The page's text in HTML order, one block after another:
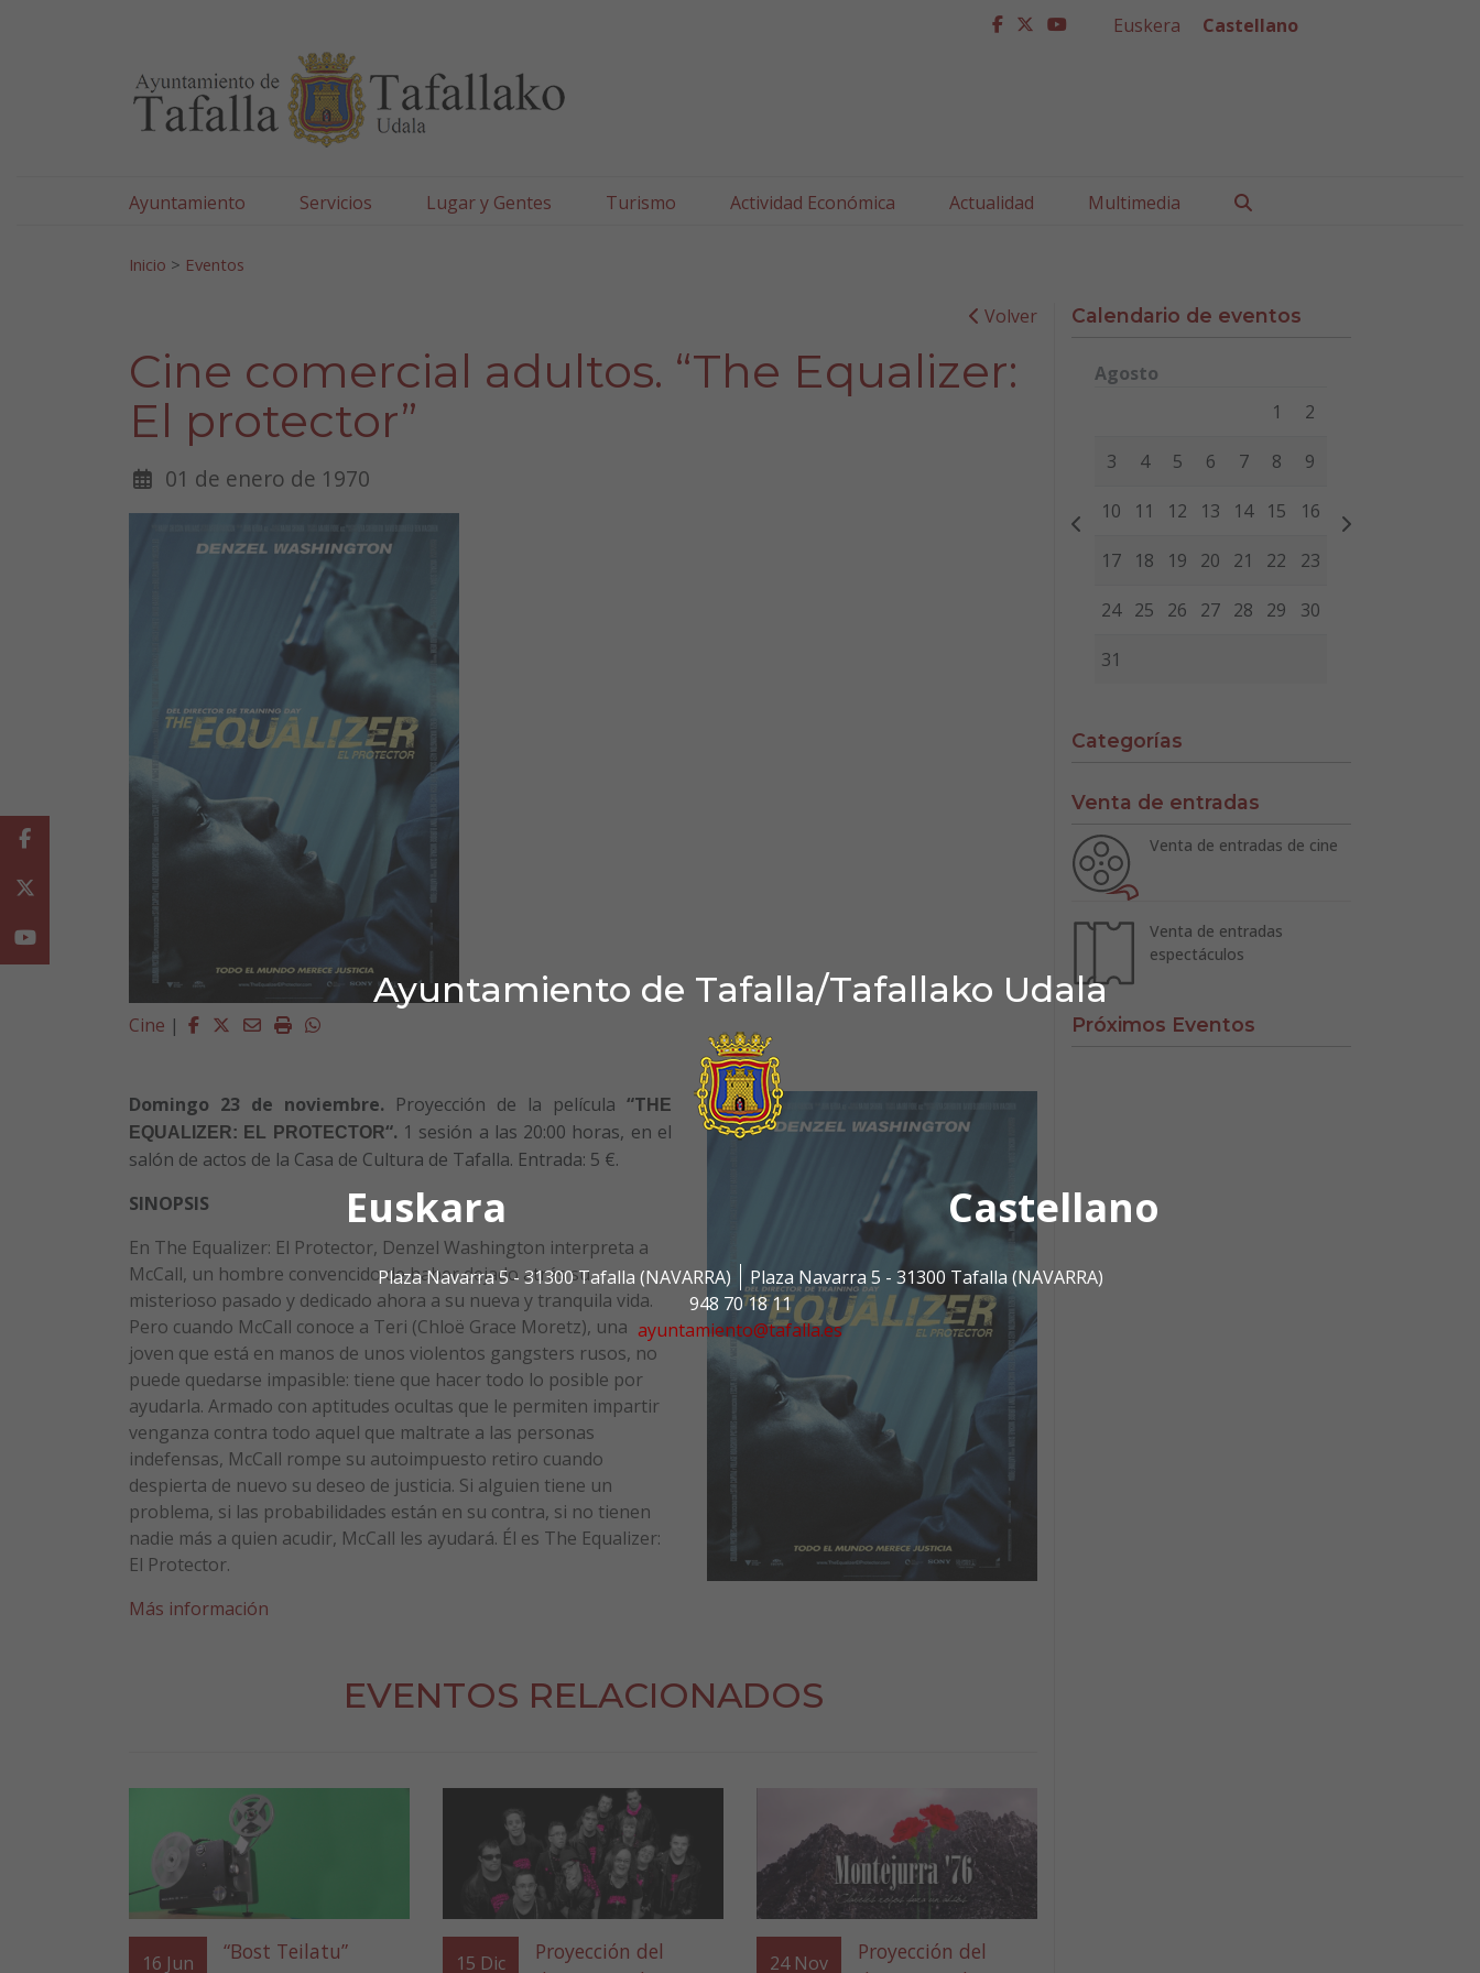
Ayuntamiento de Tafalla/Tafallako Udala
Euskara Castellano
Plaza Navarra 5 - 31300 Tafalla (NAVARRA)
Plaza Navarra 5 - 31300 Tafalla (NAVARRA)
948 70 18 11
ayuntamiento@tafalla.es
facebook
twitter
youtube
Euskera Castellano
Ayuntamiento Servicios Lugar y Gentes Turismo Actividad Económica Actualidad Multimedia
Inicio > Eventos
Volver
Cine comercial adultos. “The Equalizer:
El protector”
01 de enero de 1970
Cine | Facebook
Twitter
EmailImprimirWhatsapp
Domingo 23 de noviembre. Proyección de la película “T HE
EQUALIZER: EL PROTECTOR“. 1 sesión a las 20:00 horas, en el
salón de actos de la Casa de Cultura de Tafalla. Entrada: 5 €.
SINOPSIS
En The Equalizer: El Protector, Denzel Washington interpreta a
McCall, un hombre convencido de haber dejado atrás su
misterioso pasado y dedicado ahora a su nueva y tranquila vida.
Pero cuando McCall conoce a Teri (Chloë Grace Moretz), una
joven que está en manos de unos violentos gangsters rusos, no
puede quedarse impasible: tiene que hacer todo lo posible por
ayudarla. Armado con aptitudes ocultas que le permiten impartir
venganza contra todo aquel que maltrate a las personas
indefensas, McCall rompe su autoimpuesto retiro cuando
despierta de nuevo su deseo de justicia. Si alguien tiene un
problema, si las probabilidades están en su contra, si no tienen
nadie más a quien acudir, McCall les ayudará. Él es The Equalizer:
El Protector.
Más información
EVENTOS RELACIONADOS
16 Jun “Bost Teilatu” 15 Dic
Proyección del
24 Nov
Proyección del
Calendario de eventos
Agosto
Miércoles Jueves
1 2
3 4 5 6 7 8 9
10 11 12 13 14 15 16
17 18 19 20 21 22 23
24 25 26 27 28 29 30
31
Categorías
Venta de entradas
Venta de entradas de cine
Venta de entradas
espectáculos
Próximos Eventos
Facebook
Youtube